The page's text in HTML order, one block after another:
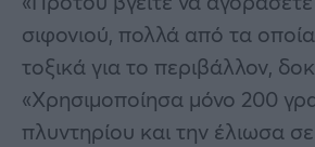
σιφονιού, πολλά από τα οποία
τοξικά για το περιβάλλον,
«Χρησιμοποίησα μόνο 200
πλυντηρίου και την έλιωσα